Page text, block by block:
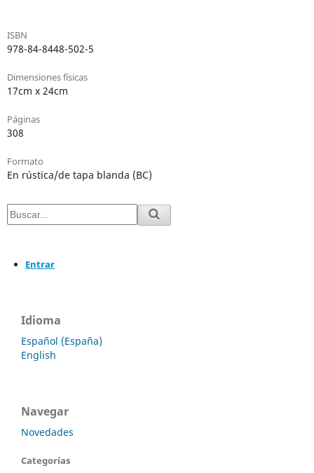
ISBN
978-84-8448-502-5
Dimensiones físicas
17cm x 24cm
Páginas
308
Formato
En rústica/de tapa blanda (BC)
Entrar
Idioma
Español (España)
English
Navegar
Novedades
Categorías